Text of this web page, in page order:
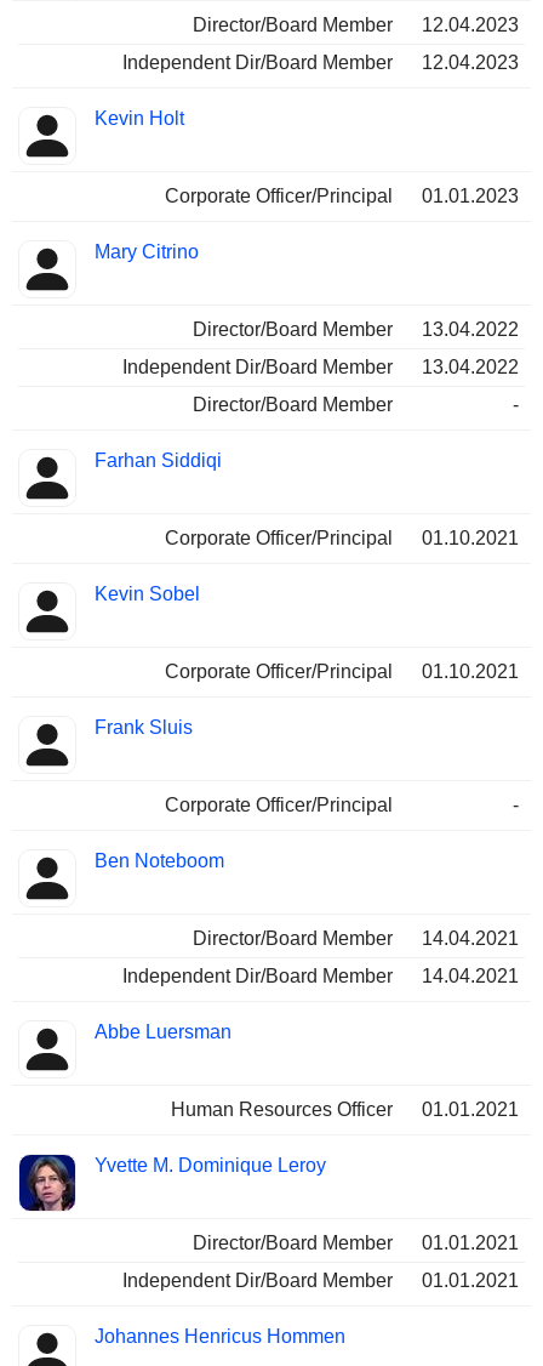
Director/Board Member
12.04.2023
Independent Dir/Board Member
12.04.2023
Kevin Holt
Corporate Officer/Principal 01.01.2023
Mary Citrino
Director/Board Member
13.04.2022
Independent Dir/Board Member
13.04.2022
Director/Board Member
-
Farhan Siddiqi
Corporate Officer/Principal 01.10.2021
Kevin Sobel
Corporate Officer/Principal 01.10.2021
Frank Sluis
Corporate Officer/Principal -
Ben Noteboom
Director/Board Member
14.04.2021
Independent Dir/Board Member
14.04.2021
Abbe Luersman
Human Resources Officer 01.01.2021
Yvette M. Dominique Leroy
Director/Board Member
01.01.2021
Independent Dir/Board Member
01.01.2021
Johannes Henricus Hommen